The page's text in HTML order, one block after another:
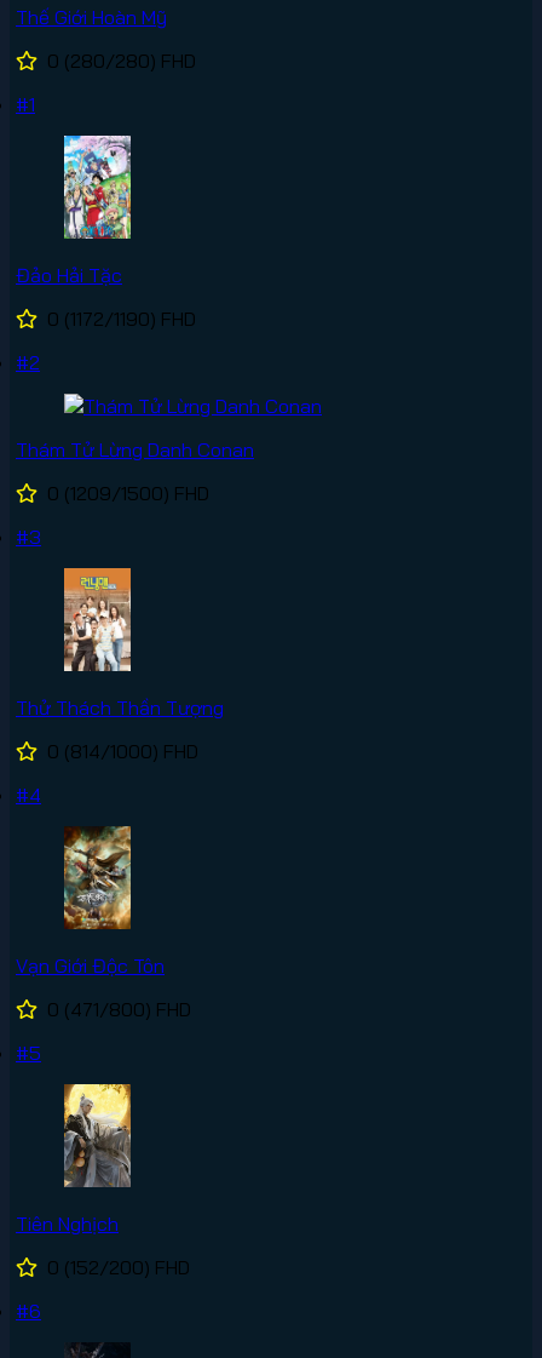
Thế Giới Hoàn Mỹ
0 (280/280) FHD
#1
Đảo Hải Tặc
0 (1172/1190) FHD
#2
Thám Tử Lừng Danh Conan
0 (1209/1500) FHD
#3
Thử Thách Thần Tượng
0 (814/1000) FHD
#4
Vạn Giới Độc Tôn
0 (471/800) FHD
#5
Tiên Nghịch
0 (152/200) FHD
#6